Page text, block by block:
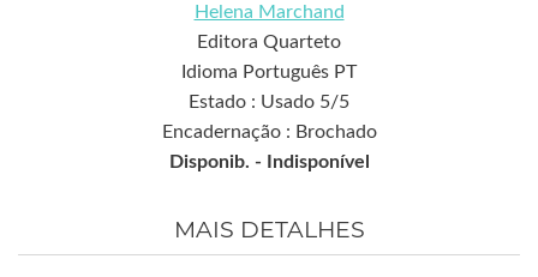
Helena Marchand
Editora Quarteto
Idioma Português PT
Estado : Usado 5/5
Encadernação : Brochado
Disponib. -
Indisponível
MAIS DETALHES